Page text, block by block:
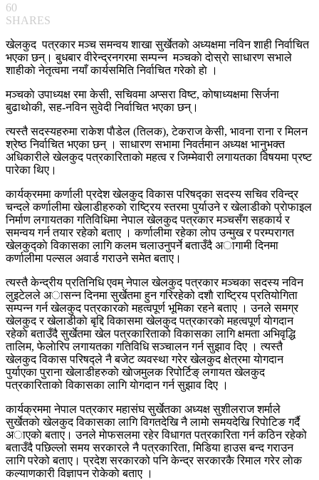
60
SHARES
खेलकुद पत्रकार मञ्च समन्वय शाखा सुर्खेतकाे अध्यक्षमा नविन शाही निर्वाचित
भएका छन्। बुधबार वीरेन्द्रनगरमा सम्पन्न मञ्चकाे दाेस्राे साधारण सभाले
शाहीकाे नेतृत्वमा‌ नयाँ कार्यसमिति निर्वाचित गरेको हाे ।
मञ्चकाे उपाध्यक्ष रमा केसी, सचिवमा अप्सरा विष्ट, काेषाध्यक्षमा सिर्जना
बुढाथाेकी, सह-नविन‌ सुवेदी निर्वाचित भएका छन्।
त्यस्तै सदस्यहरुमा राकेश पाैडेल (तिलक), टेकराज केसी, भावना राना‌ र मिलन
श्रेष्ठ निर्वाचित भएका छन् । साधारण सभामा निवर्तमान अध्यक्ष भानुभक्त
अधिकारीले खेलकुद पत्रकारिताकाे महत्व र जिम्मेवारी लगायतका विषयमा प्रष्ट
पारेका थिए।
कार्यक्रममा कर्णाली प्रदेश खेलकुद विकास परिषद्का‌ सदस्य सचिव रविन्द्र
चन्दले कर्णालीमा खेलाडीहरुकाे राष्ट्रिय स्तरमा‌ पुर्याउने र खेलाडीकाे प्राेफाइल
निर्माण लगायतका गतिविधिमा नेपाल खेलकुद पत्रकार मञ्चसँग सहकार्य र
समन्वय गर्न तयार रहेको बताए । कर्णालीमा रहेका लाेप उन्मुख र परम्परागत
खेलकुद्काे विकासका‌ लागि कलम चलाउनुपर्ने बताउँदै अागामी दिनमा
कर्णालीमा पल्सल अवार्ड‌ गराउने समेत बताए।
त्यस्तै केन्द्रीय प्रतिनिधि एवम् नेपाल खेलकुद पत्रकार मञ्चका सदस्य नविन‌
लुइटेलले अासन्न दिनमा सुर्खेतमा‌ हुन गरिरहेको दशाै राष्ट्रिय प्रतियोगिता
सम्पन्न गर्न खेलकुद पत्रकारकाे महत्वपूर्ण भूमिका रहने बताए । उनले समग्र
खेलकुद र‌‌ खेलाडीकाे बृद्दि विकासमा‌ खेलकुद पत्रकारकाे महत्वपूर्ण याेगदान
रहेकाे बताउँदै सुर्खेतमा‌‌ खेल‌ पत्रकारिताको विकासका लागि क्षमता अभिवृद्धि
तालिम, फेलाेरिप लगायतका गतिविधि सञ्चालन गर्न‌ सुझाव दिए । त्यस्तै
खेलकुद विकास परिषद्ले नै बजेट व्यवस्था गरेर खेलकुद क्षेत्रमा याेगदान
पुर्याएका पुरान‌ा‌ खेलाडीहरुकाे खाेजमुलक‌ रिपोर्टिङ् लगायत खेलकुद
पत्रकारिताको विकासका‌ लागि याेगदान गर्न सुझाव दिए ।
कार्यक्रममा नेपाल पत्रकार महासंघ सुर्खेतका अध्यक्ष सुशीलराज शर्माले
सुर्खेतकाे‌ खेलकुद विकासका लागि विगतदेखि नै लामाे समयदेखि रिपाेटिङ गर्दै
अाएकाे बताए। उनले माेफसलमा रहेर विधागत पत्रकारिता‌ गर्न कठिन‌ रहेको
बताउँदै पछिल्लो समय सरकारले नै पत्रकारिता, मिडिया हाउस बन्द गराउन
लागि परेको बताए। प्रदेश‌ सरकारको पनि केन्द्र सरकारकै रिमाल गरेर लाेक
कल्याणकारी विज्ञापन राेकेकाे बताए ।